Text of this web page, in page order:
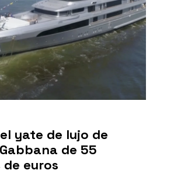
yate de lujo de
de 55
de euros